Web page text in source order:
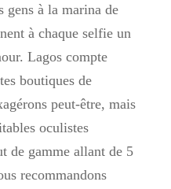
gens à la marina de
à chaque selfie un
Lagos compte
boutiques de
peut-être, mais
oculistes
de gamme allant de 5
recommandons